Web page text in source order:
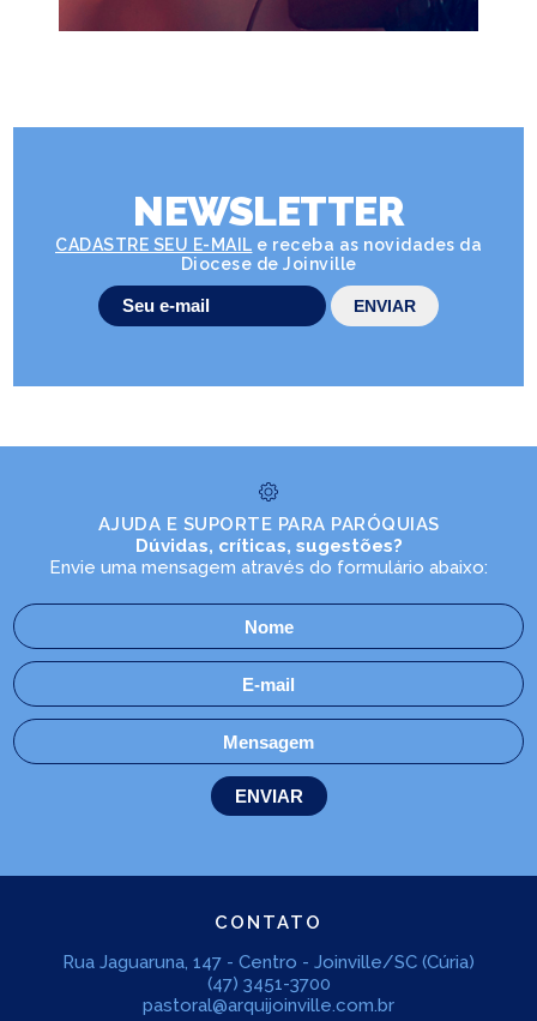
NEWSLETTER
CADASTRE SEU E-MAIL e receba as novidades da
Diocese de Joinville
AJUDA E SUPORTE PARA PARÓQUIAS
Dúvidas, críticas, sugestões?
Envie uma mensagem através do formulário abaixo:
CONTATO
Rua Jaguaruna, 147 - Centro - Joinville/SC (Cúria)
(47) 3451-3700
pastoral@arquijoinville.com.br